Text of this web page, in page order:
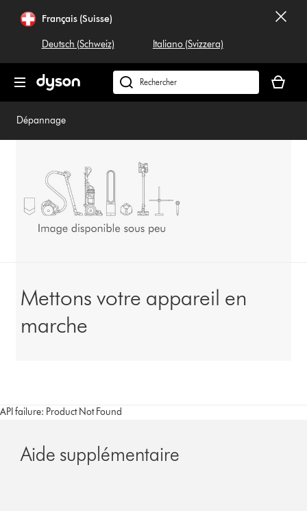
Français (Suisse)
Deutsch (Schweiz) Italiano (Svizzera)
Rechercher
dyson.ch
panier
est
Dépannage
Mettons votre appareil en
marche
API failure: Product Not Found
Aide supplémentaire